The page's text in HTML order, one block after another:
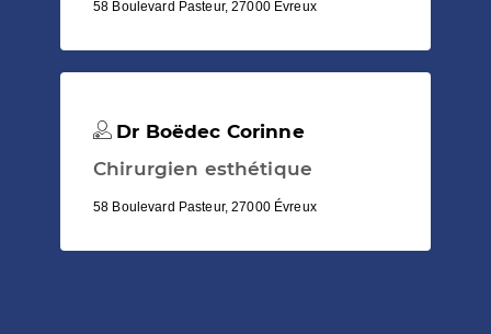
58 Boulevard Pasteur, 27000 Évreux
Dr Boëdec Corinne
Chirurgien esthétique
58 Boulevard Pasteur, 27000 Évreux